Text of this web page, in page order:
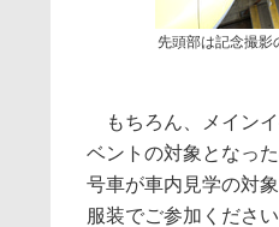
先頭部は記念撮影
もちろん、メインイ
ベントの対象となっ
号車が車内見学の対
服装でご参加くださ